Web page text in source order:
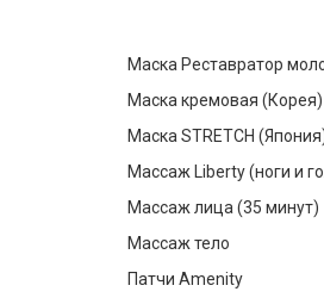
Маска Реставратор
Маска кремовая (Корея)
Маска STRETCH
Массаж Liberty (ноги и
Массаж лица (35 минут)
Массаж тело
Патчи Amenity